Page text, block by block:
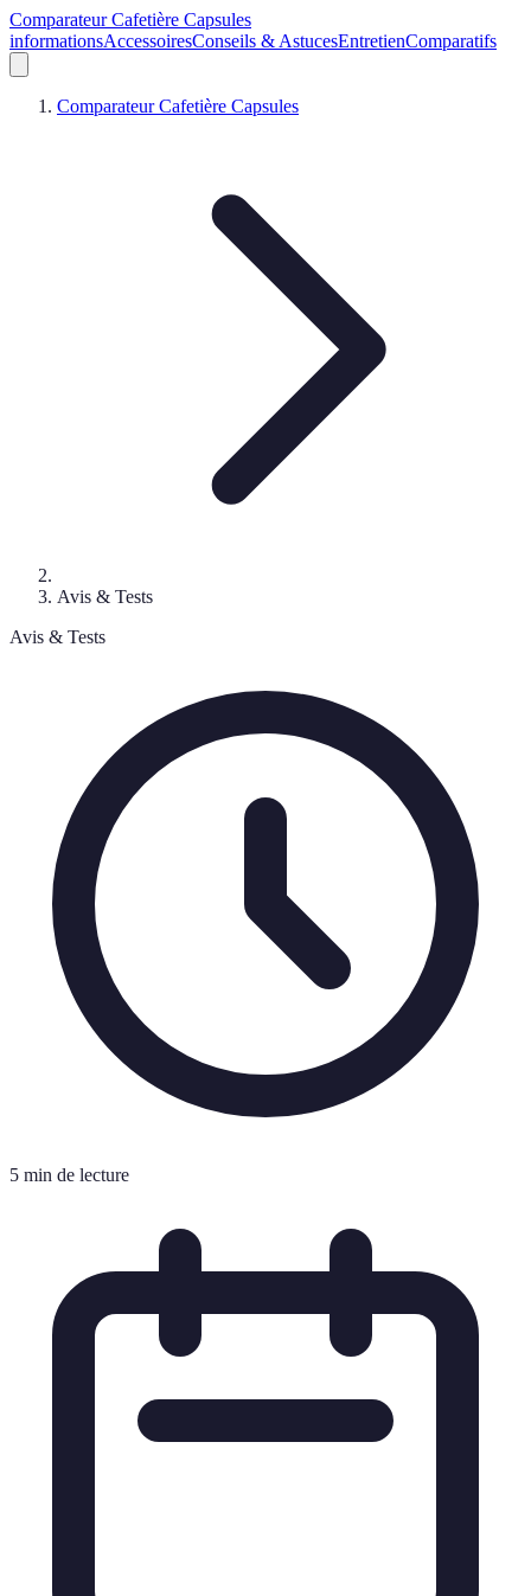
Comparateur Cafetière Capsules
informationsAccessoiresConseils & AstucesEntretienComparatifs
Comparateur Cafetière Capsules
Avis & Tests
Avis & Tests
5 min de lecture